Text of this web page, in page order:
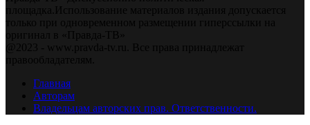
площадка.Использование материалов издания допускается
только при одновременном размещении гиперссылки на
оригинал в «Правда-ТВ»
@2023 - www.pravda-tv.ru. Все права принадлежат
правообладателям.
Главная
Авторам
Владельцам авторских прав. Ответственности.